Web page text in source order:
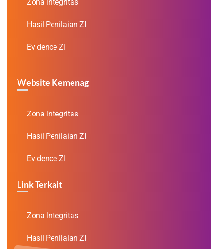
Zona Integritas
Hasil Penilaian ZI
Evidence ZI
Website Kemenag
Zona Integritas
Hasil Penilaian ZI
Evidence ZI
Link Terkait
Zona Integritas
Hasil Penilaian ZI